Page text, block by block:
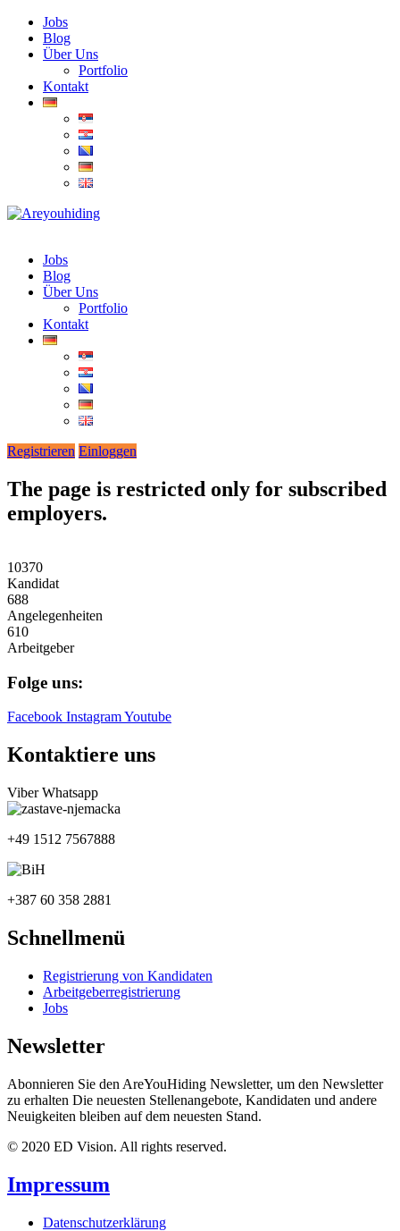
Jobs
Blog
Über Uns
Portfolio
Kontakt
Jobs
Blog
Über Uns
Portfolio
Kontakt
Registrieren Einloggen
The page is restricted only for subscribed
employers.
10370
Kandidat
688
Angelegenheiten
610
Arbeitgeber
Folge uns:
Facebook InstagramYoutube
Kontaktiere uns
Viber Whatsapp
+49 1512 7567888
+387 60 358 2881
Schnellmenü
Registrierung von Kandidaten
Arbeitgeberregistrierung
Jobs
Newsletter
Abonnieren Sie den AreYouHiding Newsletter, um den Newsletter
zu erhalten Die neuesten Stellenangebote, Kandidaten und andere
Neuigkeiten bleiben auf dem neuesten Stand.
© 2020 ED Vision. All rights reserved.
Impressum
Datenschutzerklärung